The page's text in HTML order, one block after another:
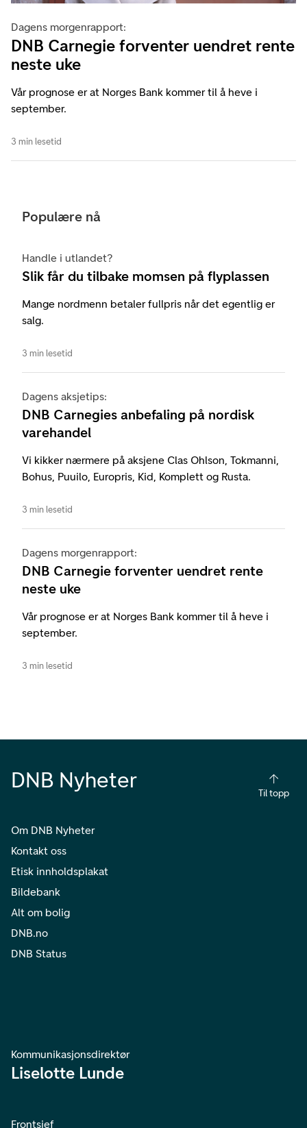
Dagens morgenrapport:
DNB Carnegie forventer uendret rente
neste uke
Vår prognose er at Norges Bank kommer til å heve i
september.
3 min lesetid
Populære nå
Handle i utlandet?
Slik får du tilbake momsen på flyplassen
Mange nordmenn betaler fullpris når det egentlig er
salg.
3 min lesetid
Dagens aksjetips:
DNB Carnegies anbefaling på nordisk
varehandel
Vi kikker nærmere på aksjene Clas Ohlson, Tokmanni,
Bohus, Puuilo, Europris, Kid, Komplett og Rusta.
3 min lesetid
Dagens morgenrapport:
DNB Carnegie forventer uendret rente
neste uke
Vår prognose er at Norges Bank kommer til å heve i
september.
3 min lesetid
DNB Nyheter
Til topp
Om DNB Nyheter
Kontakt oss
Etisk innholdsplakat
Bildebank
Alt om bolig
DNB.no
DNB Status
Kommunikasjonsdirektør
Liselotte Lunde
Frontsjef